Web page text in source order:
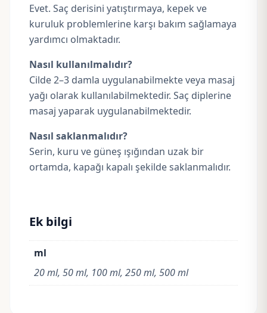
Evet. Saç derisini yatıştırmaya, kepek ve
kuruluk problemlerine karşı bakım sağlamaya
yardımcı olmaktadır.
Nasıl kullanılmalıdır?
Cilde 2–3 damla uygulanabilmekte veya masaj
yağı olarak kullanılabilmektedir. Saç diplerine
masaj yaparak uygulanabilmektedir.
Nasıl saklanmalıdır?
Serin, kuru ve güneş ışığından uzak bir
ortamda, kapağı kapalı şekilde saklanmalıdır.
Ek bilgi
ml
20 ml, 50 ml, 100 ml, 250 ml, 500 ml